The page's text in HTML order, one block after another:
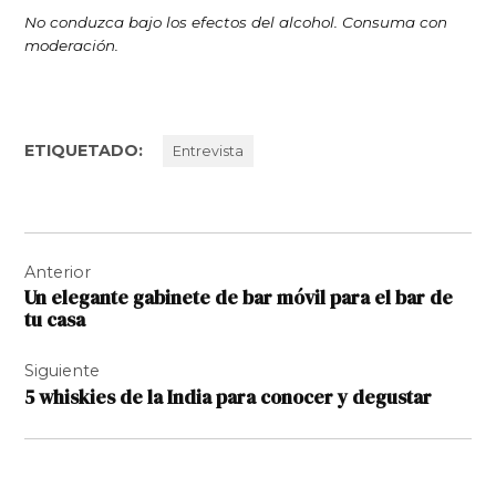
No conduzca bajo los efectos del alcohol. Consuma con
moderación.
ETIQUETADO: Entrevista
de
entradas
Anterior
Un elegante gabinete de bar móvil para el bar de
tu casa
Siguiente
5 whiskies de la India para conocer y degustar